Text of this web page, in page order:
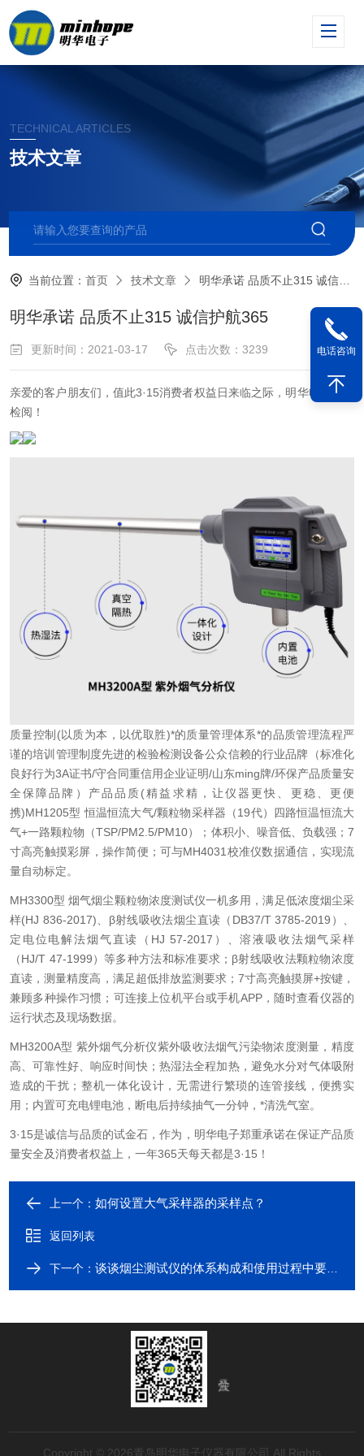
TECHNICAL ARTICLES
技术文章
当前位置：首页 技术文章 明华承诺 品质不止315 诚信护航365
明华承诺 品质不止315 诚信护航365
更新时间：2021-03-17 点击次数：3239
亲爱的客户朋友们，值此3·15消费者权益日来临之际，明华电子请您
检阅！
质量控制(以质为本，以优取胜)*的质量管理体系*的品质管理流程严
谨的培训管理制度先进的检验检测设备公众信赖的行业品牌（标准化
良好行为3A证书/守合同重信用企业证明/山东ming牌/环保产品质量安
全保障品牌） 产品品质(精益求精，让仪器更快、更稳、更便
携)MH1205型 恒温恒流大气/颗粒物采样器（19代） 四路恒温恒流大
气+一路颗粒物（TSP/PM2.5/PM10）； 体积小、噪音低、负载强；7
寸高亮触摸彩屏，操作简便； 可与MH4031校准仪数据通信，实现流
量自动标定。
MH3300型 烟气烟尘颗粒物浓度测试仪一机多用，满足低浓度烟尘采
样(HJ 836-2017)、β射线吸收法烟尘直读（DB37/T 3785-2019）、
定电位电解法烟气直读（HJ 57-2017）、溶液吸收法烟气采样
（HJ/T 47-1999）等多种方法和标准要求； β射线吸收法颗粒物浓度
直读，测量精度高，满足超低排放监测要求；7寸高亮触摸屏+按键，
兼顾多种操作习惯； 可连接上位机平台或手机APP，随时查看仪器的
运行状态及现场数据。
MH3200A型 紫外烟气分析仪紫外吸收法烟气污染物浓度测量，精度
高、可靠性好、响应时间快； 热湿法全程加热，避免水分对气体吸附
造成的干扰； 整机一体化设计，无需进行繁琐的连管接线，便携实
用； 内置可充电锂电池，断电后持续抽气一分钟，*清洗气室。
3·15是诚信与品质的试金石，作为，明华电子郑重承诺在保证产品质
量安全及消费者权益上，一年365天每天都是3·15！
上一个：如何设置大气采样器的采样点？
返回列表
下一个：谈谈烟尘测试仪的体系构成和使用过程中要注意的问题
Copyright © 2026青岛明华电子仪器有限公司 All Rights
电话咨询